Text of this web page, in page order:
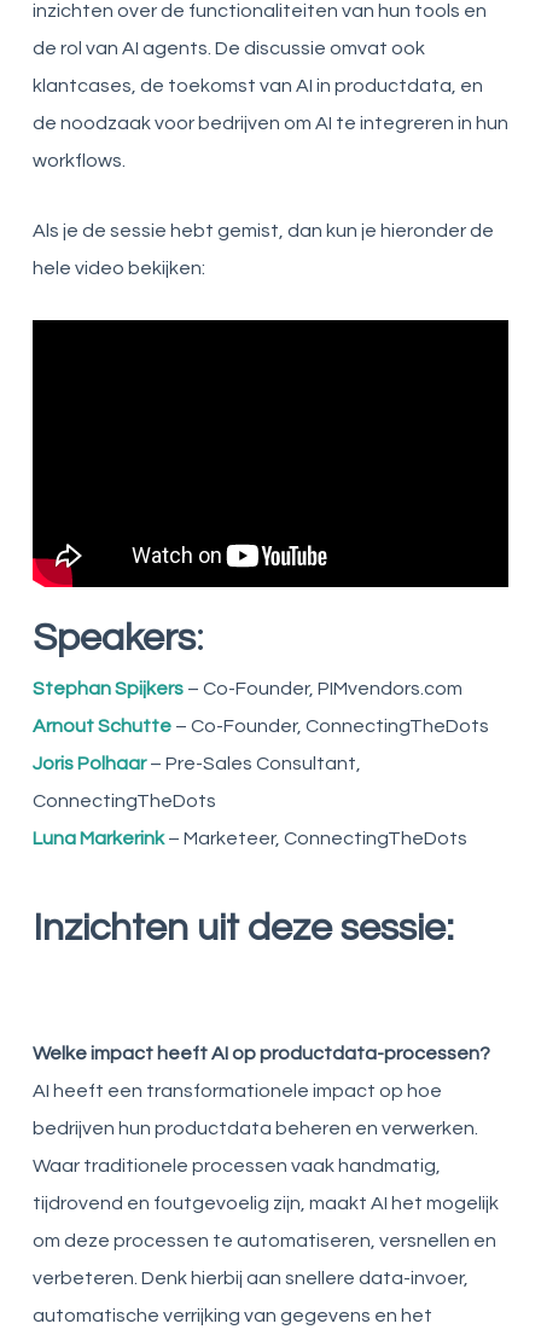
inzichten over de functionaliteiten van hun tools en
de rol van AI agents. De discussie omvat ook
klantcases, de toekomst van AI in productdata, en
de noodzaak voor bedrijven om AI te integreren in hun
workflows.
Als je de sessie hebt gemist, dan kun je hieronder de
hele video bekijken:
Speakers:
StephanSpijkers – Co-Founder, PIMvendors.com
ArnoutSchutte – Co-Founder, ConnectingTheDots
Joris Polhaar – Pre-Sales Consultant,
ConnectingTheDots
Luna Markerink– Marketeer, ConnectingTheDots
Inzichten uit deze sessie:
Welke impact heeft AI op productdata-processen?
AI heeft een transformationele impact op hoe
bedrijven hun productdata beheren en verwerken.
Waar traditionele processen vaak handmatig,
tijdrovend en foutgevoelig zijn, maakt AI het mogelijk
om deze processen te automatiseren, versnellen en
verbeteren. Denk hierbij aan snellere data-invoer,
automatische verrijking van gegevens en het